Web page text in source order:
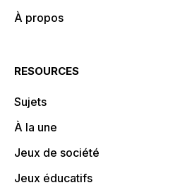
À propos
RESOURCES
Sujets
À la une
Jeux de société
Jeux éducatifs